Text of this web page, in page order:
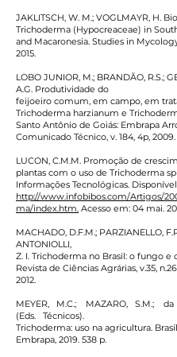
JAKLITSCH, W. M.; VOGLMAYR, H.
Trichoderma (Hypocreaceae) in
and Macaronesia. Studies in
2015.
LOBO JUNIOR, M.; BRANDÃO, R.S.;
A.G. Produtividade do
feijoeiro comum, em campo, em
Trichoderma harzianum e
Santo Antônio de Goiás: Embrapa
Comunicado Técnico, v. 184, 4p, 2009.
LUCON, C.M.M. Promoção de
plantas com o uso de Trichoderma
Informações Tecnológicas.
http://www.infobibos.com/Artigos/
ma/index.htm. Acesso em: 04 mai.
MACHADO, D.F.M.; PARZIANELLO,
ANTONIOLLI,
Z. I. Trichoderma no Brasil: o fungo e
Revista de Ciências Agrárias, v.35,
2012.
MEYER, M.C.; MAZARO, S.M.;
(Eds. Técnicos).
Trichoderma: uso na agricultura.
Embrapa, 2019. 538 p.